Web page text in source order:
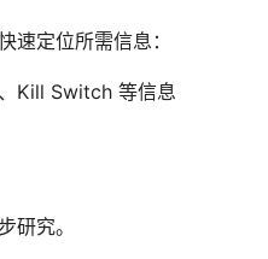
速定位所需信息：
Kill Switch 等信息
研究。